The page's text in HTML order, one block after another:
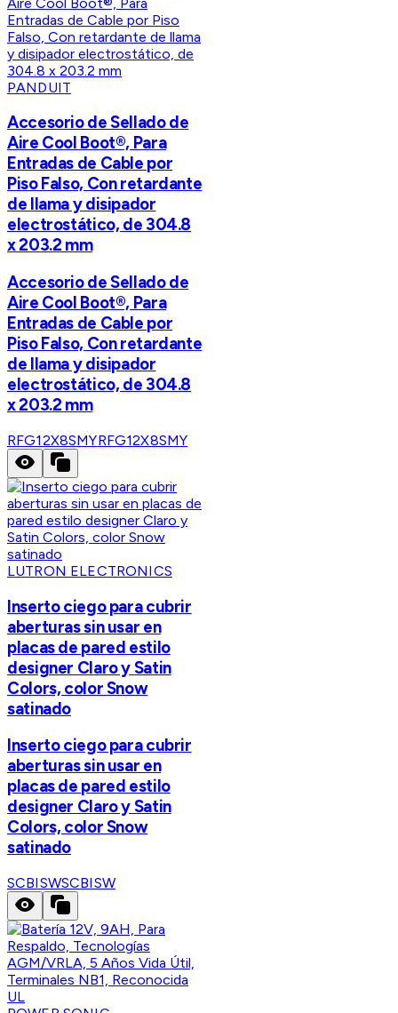
PANDUIT
Accesorio de Sellado de
Aire Cool Boot®, Para
Entradas de Cable por
Piso Falso, Con retardante
de llama y disipador
electrostático, de 304.8
x 203.2 mm
Accesorio de Sellado de
Aire Cool Boot®, Para
Entradas de Cable por
Piso Falso, Con retardante
de llama y disipador
electrostático, de 304.8
x 203.2 mm
RFG12X8SMYRFG12X8SMY
LUTRON ELECTRONICS
Inserto ciego para cubrir
aberturas sin usar en
placas de pared estilo
designer Claro y Satin
Colors, color Snow
satinado
Inserto ciego para cubrir
aberturas sin usar en
placas de pared estilo
designer Claro y Satin
Colors, color Snow
satinado
SCBISWSCBISW